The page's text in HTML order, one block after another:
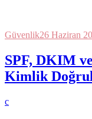
Güvenlik26 Haziran
SPF, DKIM
Kimlik
c